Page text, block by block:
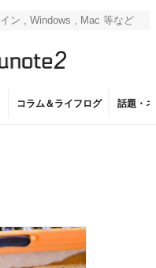
コラム＆ライフログ 話題・